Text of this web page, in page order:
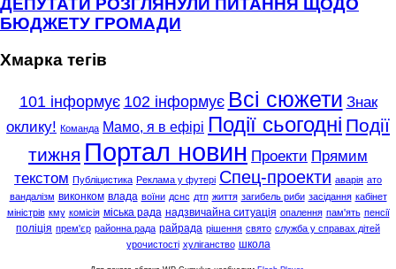
ДЕПУТАТИ РОЗГЛЯНУЛИ ПИТАННЯ ЩОДО
БЮДЖЕТУ ГРОМАДИ
Хмарка тегів
101 інформує 102 інформує Всі сюжети Знак
оклику! Команда Мамо, я в ефірі Події сьогодні Події
тижня Портал новин Проекти Прямим
текстом Публіцистика Реклама у футері Спец-проекти аварія ато
вандалізм виконком влада воїни дснс дтп життя загибель риби засідання кабінет
міністрів кму комісія міська рада надзвичайна ситуація опалення пам'ять пенсії
поліція прем'єр районна рада райрада рішення свято служба у справах дітей
урочистості хуліганство школа